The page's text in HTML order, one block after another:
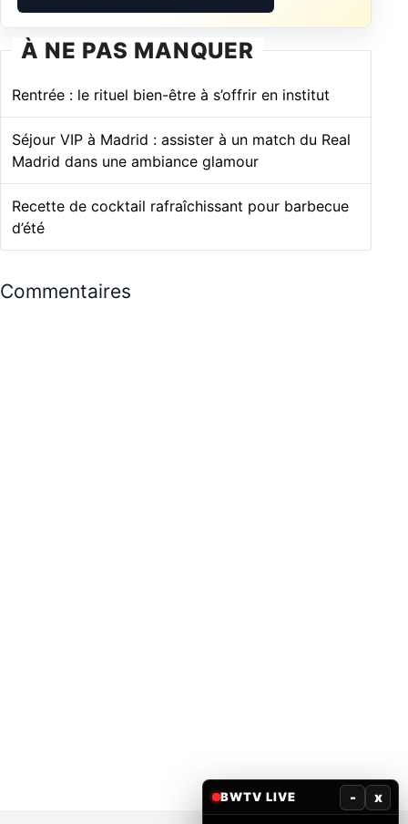
À NE PAS MANQUER
Rentrée : le rituel bien-être à s’offrir en institut
Séjour VIP à Madrid : assister à un match du Real
Madrid dans une ambiance glamour
Recette de cocktail rafraîchissant pour barbecue
d’été
Commentaires
BWTV LIVE - x